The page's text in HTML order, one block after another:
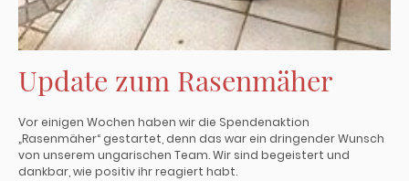
Update zum Rasenmäher
Vor einigen Wochen haben wir die Spendenaktion
„Rasenmäher“ gestartet, denn das war ein dringender Wunsch
von unserem ungarischen Team. Wir sind begeistert und
dankbar, wie positiv ihr reagiert habt.